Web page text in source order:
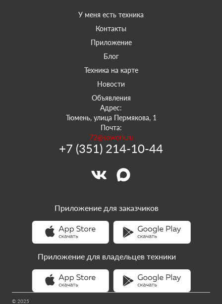
У меня есть техника
Контакты
Приложение
Блог
Техника на карте
Новости
Объявления
Адрес:
Тюмень, улица Пермякова, 1
Почта:
72@sowork.ru
+7 (351) 214-10-44
© 2025
Приложение для заказчиков
Приложение для владельцев техники